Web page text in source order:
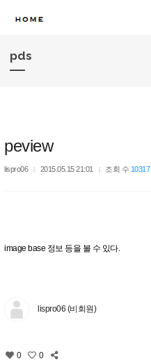
pds
peview
lispro06 2015.05.15 21:01 조회 수 10317
image base 정보 등을 볼 수 있다.
lispro06 (비회원)
0 0